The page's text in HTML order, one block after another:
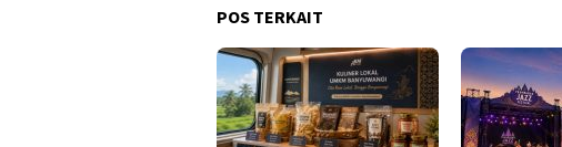
POS TERKAIT